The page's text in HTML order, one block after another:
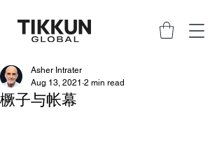
橛子与帐幕
Asher Intrater
Aug 13, 2021 2 min read